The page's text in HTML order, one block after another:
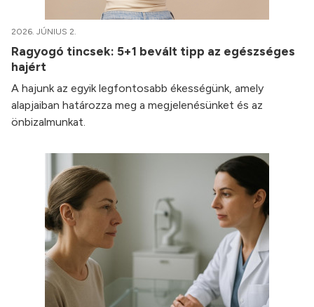
2026. JÚNIUS 2.
Ragyogó tincsek: 5+1 bevált tipp az egészséges
hajért
A hajunk az egyik legfontosabb ékességünk, amely
alapjaiban határozza meg a megjelenésünket és az
önbizalmunkat.